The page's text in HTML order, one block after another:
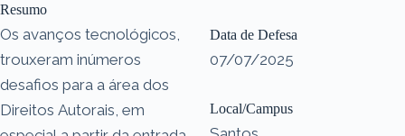
Resumo
Os avanços tecnológicos,
trouxeram inúmeros
desafios para a área dos
Direitos Autorais, em
Data de Defesa
07/07/2025
Local/Campus